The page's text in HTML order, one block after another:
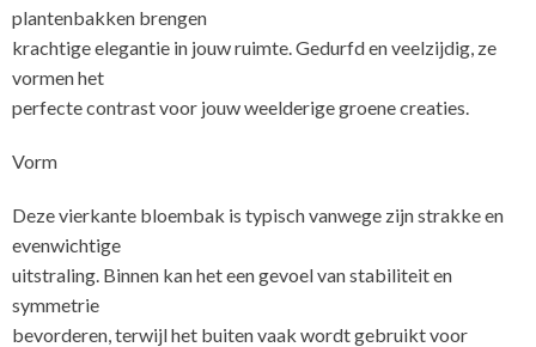
plantenbakken brengen
krachtige elegantie in jouw ruimte. Gedurfd en veelzijdig, ze
vormen het
perfecte contrast voor jouw weelderige groene creaties.
Vorm
Deze vierkante bloembak is typisch vanwege zijn strakke en
evenwichtige
uitstraling. Binnen kan het een gevoel van stabiliteit en
symmetrie
bevorderen, terwijl het buiten vaak wordt gebruikt voor